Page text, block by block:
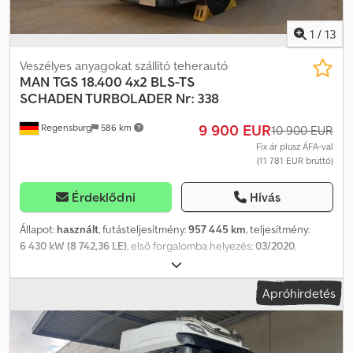
1 / 13
Regensburg 586 km
Veszélyes anyagokat szállító teherautó
MAN TGS 18.400 4x2 BLS-TS
SCHADEN TURBOLADER Nr: 338
9 900 EUR10 900 EUR
Fix ár plusz ÁFA-val
(11 781 EUR bruttó)
Érdeklődni Hívás
Állapot: használt, futásteljesítmény:957 445 km, teljesítmény:
6 430 kW (8 742,36 LE), első forgalomba helyezés:03/2020,
, össztömeg:
2 tengely, szín:fehér, hajtástípus:automata, kibocsátási osztály:
ABS, koromszűrő, légkondicionálás,
állófűtés, Jármű azonosító szám (VIN): WMA08SZZ0LM856338
TURBÓHIBA, a motor nem indul Saját tömeg: 6 430 kg DE műszaki
vizsga: lejárt ADR/GGVS Hosszú fülke 3 fokozatú motorfék, digitális
Apróhirdetés